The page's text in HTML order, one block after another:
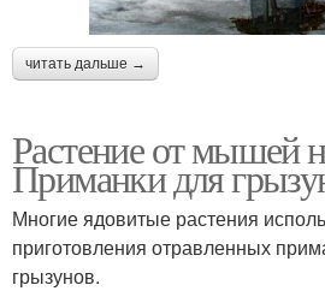
читать дальше →
Растение от мышей
Приманки для
Многие ядовитые растения
приготовления отравленных
грызунов.